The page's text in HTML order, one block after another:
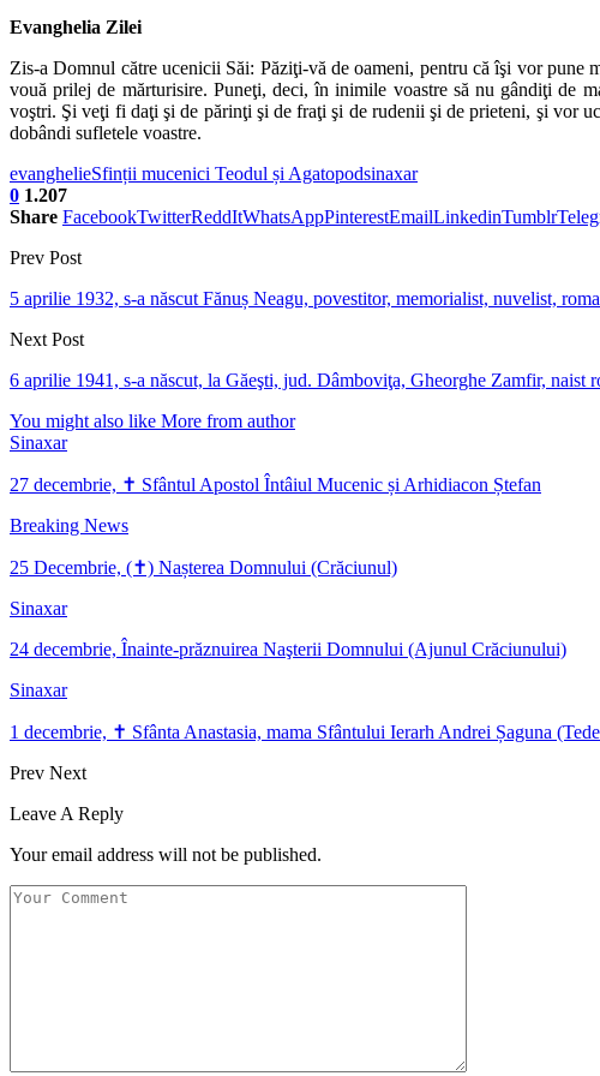
Evanghelia Zilei
Zis-a Domnul către ucenicii Săi: Păziţi-vă de oameni, pentru că îşi vor
vouă prilej de mărturisire. Puneţi, deci, în inimile voastre să nu gândiţi de
voştri. Şi veţi fi daţi şi de părinţi şi de fraţi şi de rudenii şi de prieteni, şi vor
dobândi sufletele voastre.
evanghelieSfinții mucenici Teodul și Agatopodsinaxar
0 1.207
Share FacebookTwitterReddItWhatsAppPinterestEmailLinkedinTumblr
Prev Post
5 aprilie 1932, s-a născut Fănuș Neagu, povestitor, memorialist, nuvelist,
Next Post
6 aprilie 1941, s-a născut, la Găeşti, jud. Dâmboviţa, Gheorghe Zamfir,
You might also like More from author
Sinaxar
27 decembrie, ✝ Sfântul Apostol Întâiul Mucenic și Arhidiacon Ștefan
Breaking News
25 Decembrie, (✝) Nașterea Domnului (Crăciunul)
Sinaxar
24 decembrie, Înainte-prăznuirea Naşterii Domnului (Ajunul Crăciunului)
Sinaxar
1 decembrie, ✝ Sfânta Anastasia, mama Sfântului Ierarh Andrei Șaguna
Prev Next
Leave A Reply
Your email address will not be published.